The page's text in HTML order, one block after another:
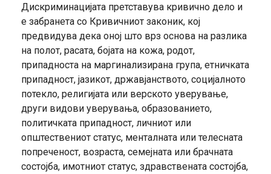
Дискриминацијата претставува кривично дело и
е забранета со Кривичниот законик, кој
предвидува дека оној што врз основа на разлика
на полот, расата, бојата на кожа, родот,
припадноста на маргинализирана група, етничката
припадност, јазикот, државјанството, социјалното
потекло, религијата или верското уверување,
други видови уверувања, образованието,
политичката припадност, личниот или
општествениот статус, менталната или телесната
попреченост, возраста, семејната или брачната
состојба, имотниот статус, здравствената состојба,